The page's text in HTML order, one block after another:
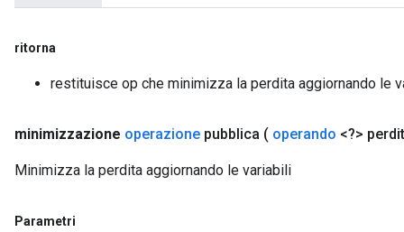
ritorna
restituisce op che minimizza la perdita aggiornando le
minimizzazione operazione pubblica ( operando <?>
Minimizza la perdita aggiornando le variabili
Parametri